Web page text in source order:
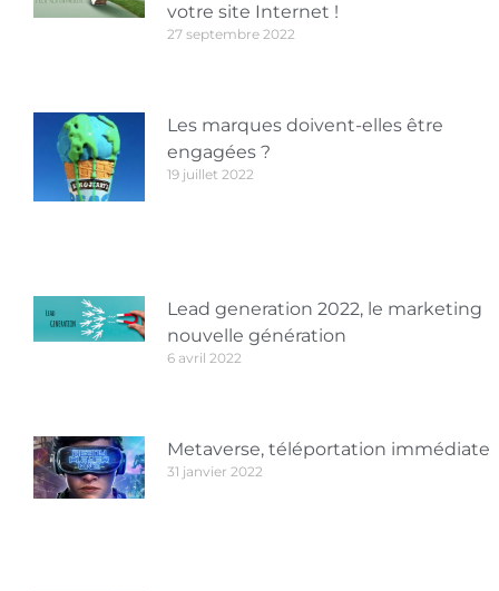
votre site Internet !
27 septembre 2022
Les marques doivent-elles être
engagées ?
19 juillet 2022
Lead generation 2022, le marketing
nouvelle génération
6 avril 2022
Metaverse, téléportation immédiate
31 janvier 2022